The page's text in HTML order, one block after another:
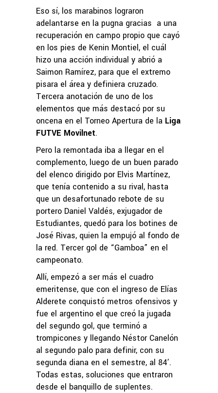
Eso sí, los marabinos lograron
adelantarse en la pugna gracias a una
recuperación en campo propio que cayó
en los pies de Kenin Montiel, el cuál
hizo una acción individual y abrió a
Saimon Ramírez, para que el extremo
pisara el área y definiera cruzado.
Tercera anotación de uno de los
elementos que más destacó por su
oncena en el Torneo Apertura de la Liga
FUTVE Movilnet.
Pero la remontada iba a llegar en el
complemento, luego de un buen parado
del elenco dirigido por Elvis Martínez,
que tenía contenido a su rival, hasta
que un desafortunado rebote de su
portero Daniel Valdés, exjugador de
Estudiantes, quedó para los botines de
José Rivas, quien la empujó al fondo de
la red. Tercer gol de “Gamboa” en el
campeonato.
Allí, empezó a ser más el cuadro
emeritense, que con el ingreso de Elías
Alderete conquistó metros ofensivos y
fue el argentino el que creó la jugada
del segundo gol, que terminó a
trompicones y llegando Néstor Canelón
al segundo palo para definir, con su
segunda diana en el semestre, al 84’.
Todas estas, soluciones que entraron
desde el banquillo de suplentes.